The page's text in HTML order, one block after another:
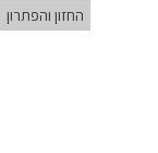
החזון והפתרון